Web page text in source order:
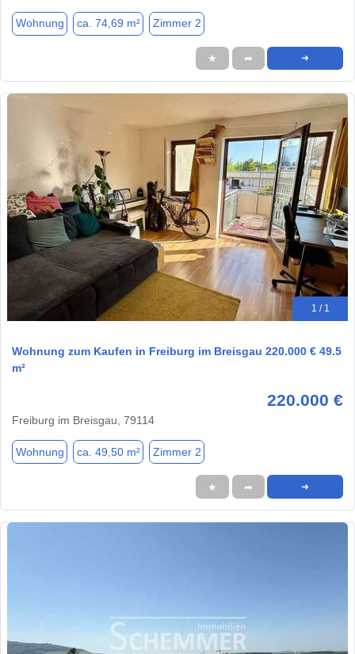
Wohnung ca. 74,69 m² Zimmer 2
★ ➦ ➜
1 / 1
Wohnung zum Kaufen in Freiburg im Breisgau 220.000 € 49.5
m²
220.000 €
Freiburg im Breisgau, 79114
Wohnung ca. 49,50 m² Zimmer 2
★ ➦ ➜